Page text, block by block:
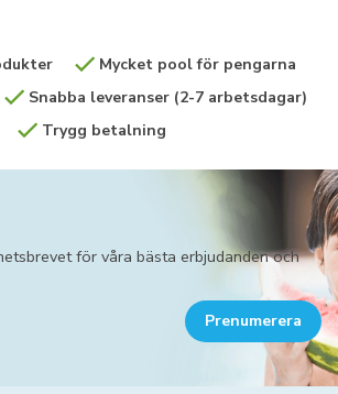
Mycket pool för pengarna
Snabba leveranser (2-7 arbetsdagar)
Trygg betalning
för våra bästa erbjudanden och
Prenumerera